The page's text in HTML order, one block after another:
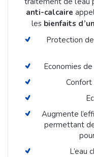
anti-calcaire
lesbienfaits
Protection
Economies
Augmente
permettant
L’eau